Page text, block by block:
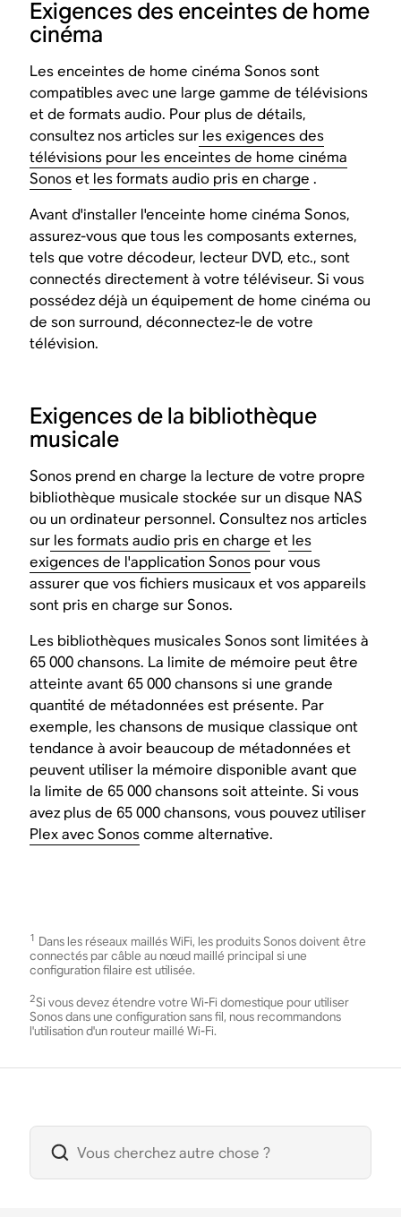
Exigences des enceintes de home
cinéma
Les enceintes de home cinéma Sonos sont
compatibles avec une large gamme de télévisions
et de formats audio. Pour plus de détails,
consultez nos articles sur les exigences des
télévisions pour les enceintes de home cinéma
Sonoset les formats audio pris en charge .
Avant d'installer l'enceinte home cinéma Sonos,
assurez-vous que tous les composants externes,
tels que votre décodeur, lecteur DVD, etc., sont
connectés directement à votre téléviseur. Si vous
possédez déjà un équipement de home cinéma ou
de son surround, déconnectez-le de votre
télévision.
Exigences de la bibliothèque
musicale
Sonos prend en charge la lecture de votre propre
bibliothèque musicale stockée sur un disque NAS
ou un ordinateur personnel. Consultez nos articles
sur les formats audio pris en charge et les
exigences de l'application Sonos pour vous
assurer que vos fichiers musicaux et vos appareils
sont pris en charge sur Sonos.
Les bibliothèques musicales Sonos sont limitées à
65 000 chansons. La limite de mémoire peut être
atteinte avant 65 000 chansons si une grande
quantité de métadonnées est présente. Par
exemple, les chansons de musique classique ont
tendance à avoir beaucoup de métadonnées et
peuvent utiliser la mémoire disponible avant que
la limite de 65 000 chansons soit atteinte. Si vous
avez plus de 65 000 chansons, vous pouvez utiliser
Plex avec Sonoscomme alternative.
1 Dans les réseaux maillés WiFi, les produits Sonos doivent être
connectés par câble au nœud maillé principal si une
configuration filaire est utilisée.
2Si vous devez étendre votre Wi-Fi domestique pour utiliser
Sonos dans une configuration sans fil, nous recommandons
l'utilisation d'un routeur maillé Wi-Fi.